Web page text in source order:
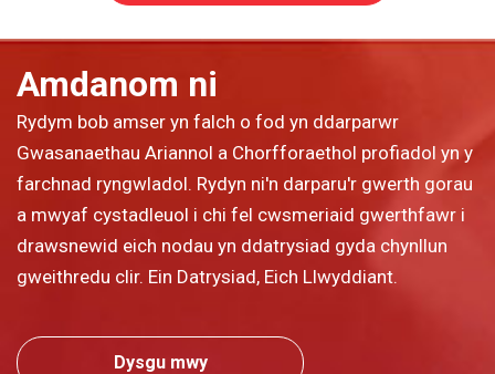
Amdanom ni
Rydym bob amser yn falch o fod yn ddarparwr
Gwasanaethau Ariannol a Chorfforaethol profiadol yn y
farchnad ryngwladol. Rydyn ni'n darparu'r gwerth gorau
a mwyaf cystadleuol i chi fel cwsmeriaid gwerthfawr i
drawsnewid eich nodau yn ddatrysiad gyda chynllun
gweithredu clir. Ein Datrysiad, Eich Llwyddiant.
Dysgu mwy